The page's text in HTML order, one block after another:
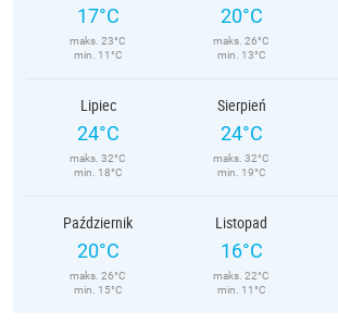
17°C
maks. 23°C
min. 11°C
20°C
maks. 26°C
min. 13°C
Lipiec
24°C
maks. 32°C
min. 18°C
Sierpień
24°C
maks. 32°C
min. 19°C
Październik
20°C
maks. 26°C
min. 15°C
Listopad
16°C
maks. 22°C
min. 11°C